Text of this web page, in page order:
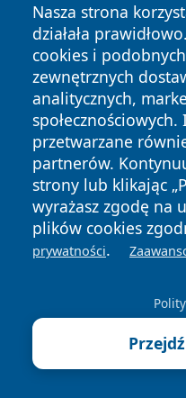
Regionalna Dyrekcja
- kontakt, godziny,
Wojewódzki Ośrodek
kontakt, badania
Izba Administracji
godziny, e-usługi
Nasza strona
działała
cookies i
zewnętrznych
analitycznych,
przetwarzane
partnerów.
strony lub klikając
wyrażasz zgodę na
plików cookies
prywatności.